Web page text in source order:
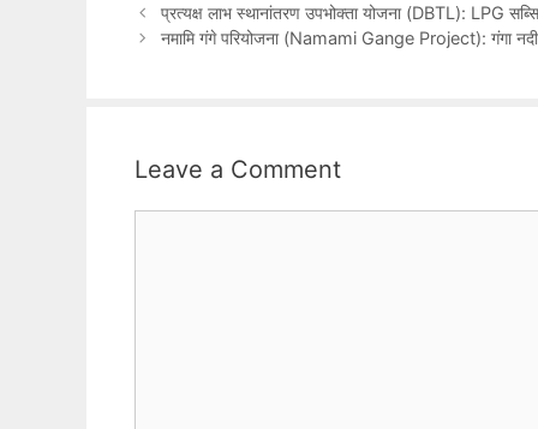
प्रत्यक्ष लाभ स्थानांतरण उपभोक्ता योजना (DBTL): LPG
नमामि गंगे परियोजना (Namami Gange Project): गंगा
Leave a Comment